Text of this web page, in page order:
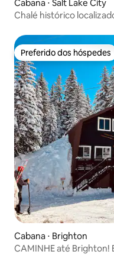
Cabana ⋅ Salt Lake City
Chalé histórico
Preferido dos hóspedes
Preferido dos hóspedes
Cabana ⋅ Brighton
CAMINHE até Brighton!